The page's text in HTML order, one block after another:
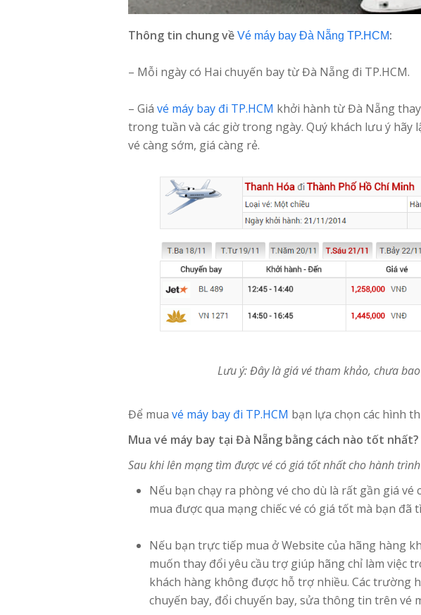
Thông tin chung về Vé máy bay Đà Nẵng TP.HCM:
– Mỗi ngày có Hai chuyến bay từ Đà Nẵng đi TP.HCM.
– Giá vé máy bay đi TP.HCM khởi hành từ Đà Nẵng
trong tuần và các giờ trong ngày. Quý khách lưu ý hãy
vé càng sớm, giá càng rẻ.
Lưu ý: Đây là giá vé tham khảo, chưa
Để mua vé máy bay đi TP.HCM bạn lựa chọn các hình
Mua vé máy bay tại Đà Nẵng bằng cách nào tốt nhất?
Sau khi lên mạng tìm được vé có giá tốt nhất cho hành
Nếu bạn chạy ra phòng vé cho dù là rất gần giá
mua được qua mạng chiếc vé có giá tốt mà bạn đã
Nếu bạn trực tiếp mua ở Website của hãng hàng
muốn thay đổi yêu cầu trợ giúp hãng chỉ làm việc
khách hàng không được hỗ trợ nhiều. Các trường
chuyến bay, đổi chuyến bay, sửa thông tin trên vé